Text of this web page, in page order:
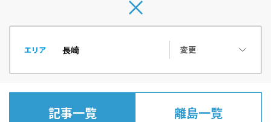
エリア 変更
記事一覧 離島一覧